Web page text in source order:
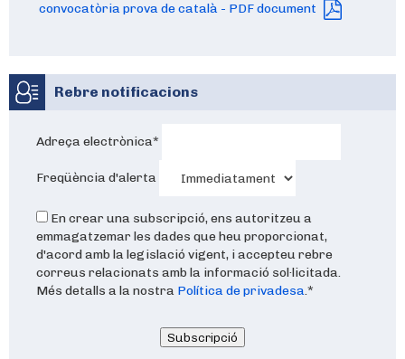
convocatòria prova de català - PDF document
Rebre notificacions
Adreça electrònica*
Freqüència d'alerta
En crear una subscripció, ens autoritzeu a
emmagatzemar les dades que heu proporcionat,
d'acord amb la legislació vigent, i accepteu rebre
correus relacionats amb la informació sol·licitada.
Més detalls a la nostra Política de privadesa.*
Subscripció